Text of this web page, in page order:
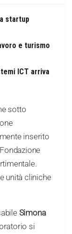
startup
e turismo
ICT arriva
sotto
inserito
unità cliniche
Simona
si